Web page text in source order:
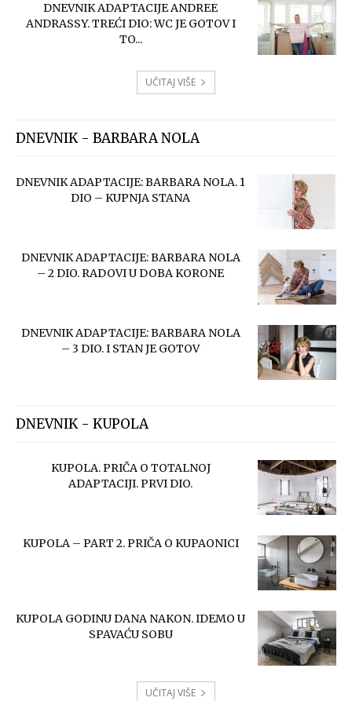
DNEVNIK ADAPTACIJE ANDREE
ANDRASSY. TREĆI DIO: WC JE GOTOV I
TO...
UČITAJ VIŠE
DNEVNIK - BARBARA NOLA
DNEVNIK ADAPTACIJE: BARBARA NOLA. 1
DIO – KUPNJA STANA
DNEVNIK ADAPTACIJE: BARBARA NOLA
– 2 DIO. RADOVI U DOBA KORONE
DNEVNIK ADAPTACIJE: BARBARA NOLA
– 3 DIO. I STAN JE GOTOV
DNEVNIK - KUPOLA
KUPOLA. PRIČA O TOTALNOJ
ADAPTACIJI. PRVI DIO.
KUPOLA – PART 2. PRIČA O KUPAONICI
KUPOLA GODINU DANA NAKON. IDEMO U
SPAVAĆU SOBU
UČITAJ VIŠE